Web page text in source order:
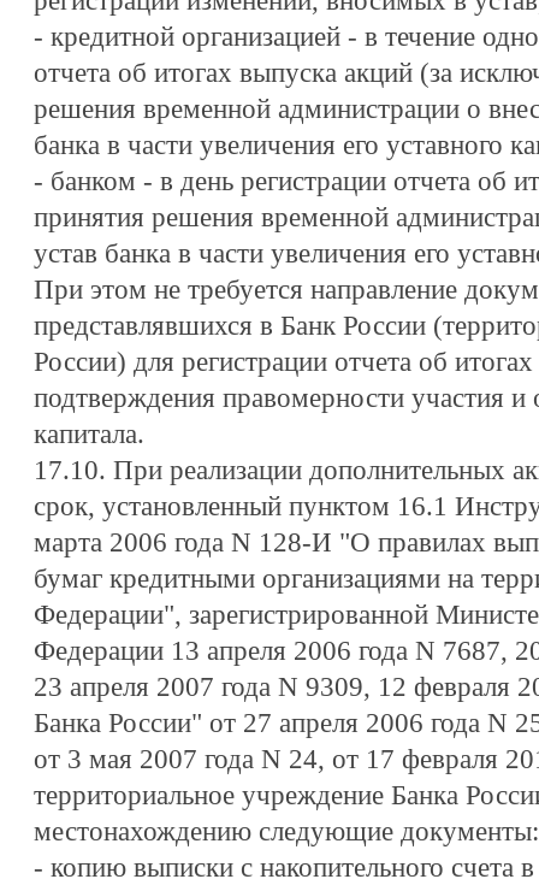
- кредитной организацией - в течение
отчета об итогах выпуска акций (за
решения временной администрации о
банка в части увеличения его уставного
- банком - в день регистрации отчета об
принятия решения временной
устав банка в части увеличения его
При этом не требуется направление
представлявшихся в Банк России
России) для регистрации отчета об
подтверждения правомерности участия и
капитала.
17.10. При реализации дополнительных
срок, установленный пунктом 16.1
марта 2006 года N 128-И "О правилах
бумаг кредитными организациями на
Федерации", зарегистрированной
Федерации 13 апреля 2006 года N 7687,
23 апреля 2007 года N 9309, 12 февраля
Банка России" от 27 апреля 2006 года N
от 3 мая 2007 года N 24, от 17 февраля
территориальное учреждение Банка
местонахождению следующие документы:
- копию выписки с накопительного счета